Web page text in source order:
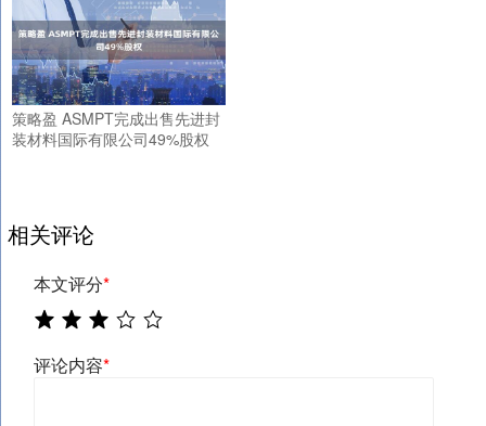
策略盈 ASMPT完成出售先进封
装材料国际有限公司49%股权
相关评论
本文评分*
评论内容*